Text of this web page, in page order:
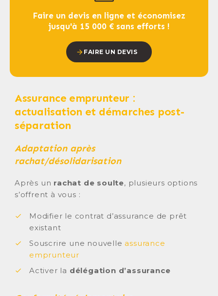
Faire un devis en ligne et économisez
jusqu'à 15 000 € sans efforts !
FAIRE UN DEVIS
Assurance emprunteur :
actualisation et démarches post-
séparation
Adaptation après
rachat/désolidarisation
Après un rachat de soulte, plusieurs options
s’offrent à vous :
Modifier le contrat d’assurance de prêt
existant
Souscrire une nouvelle assurance
emprunteur
Activer la délégation d’assurance